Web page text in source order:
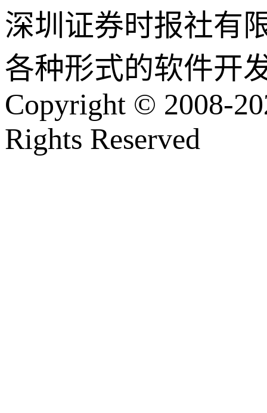
深圳证券时报社有
各种形式的软件开
Copyright © 2008-
Rights Reserved